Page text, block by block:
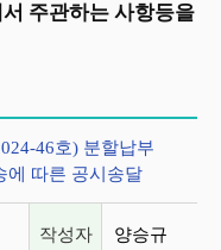
주관하는 사항등을
46호) 분할납부
에 따른 공시송달
작성자 양승규